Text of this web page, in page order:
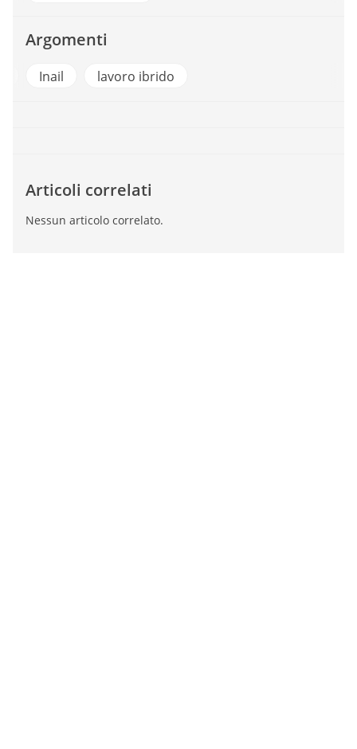
Argomenti
Pubblica Inail lavoro ibrido
Articoli correlati
Nessun articolo correlato.